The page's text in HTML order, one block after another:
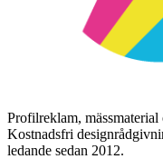
Profilreklam,
Kostnadsfri
ledande sedan 2012.